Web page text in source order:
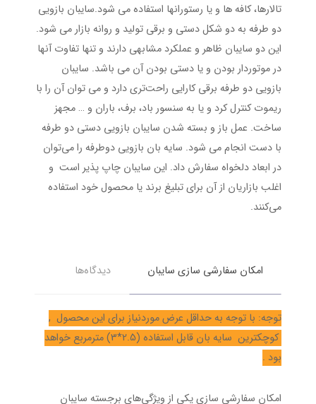
تالارها، کافه ها و یا رستورانها استفاده می شود.سایبان بازویی
دو طرفه به دو شکل دستی و برقی تولید و روانه بازار می شود.
این دو سایبان ظاهر و عملکرد مشابهی دارند و تنها تفاوت آنها
در موتوردار بودن و یا دستی بودن آن می باشد. سایبان
بازویی دو طرفه برقی کارایی راحت‌تری دارد و می توان آن را با
ریموت کنترل کرد و یا به سنسور باد، برف، باران و … مجهز
ساخت. عمل باز و بسته شدن سایبان بازویی دستی دو طرفه
با دست انجام می شود. سایه بان بازویی دوطرفه را می‌توان
در ابعاد دلخواه سفارش داد. این سایبان چاپ پذیر است و
اغلب بازاریان از آن برای تبلیغ برند یا محصول خود استفاده
می‌کنند.
امکان سفارشی سازی سایبان دیدگاه‌ها
توجه: با توجه به حداقل عرض موردنیاز برای این محصول ,
کوچکترین سایه بان قابل استفاده (2.5*3) مترمربع خواهد
بود .
امکان سفارشی سازی یکی از ویژگی‌های برجسته سایبان